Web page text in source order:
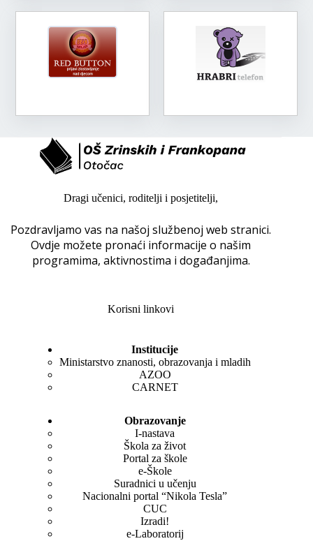
Dragi učenici, roditelji i posjetitelji,
Pozdravljamo vas na našoj službenoj web stranici.
Ovdje možete pronaći informacije o našim
programima, aktivnostima i događanjima.
Korisni linkovi
Institucije
Ministarstvo znanosti, obrazovanja i mladih
AZOO
CARNET
Obrazovanje
I-nastava
Škola za život
Portal za škole
e-Škole
Suradnici u učenju
Nacionalni portal “Nikola Tesla”
CUC
Izradi!
e-Laboratorij